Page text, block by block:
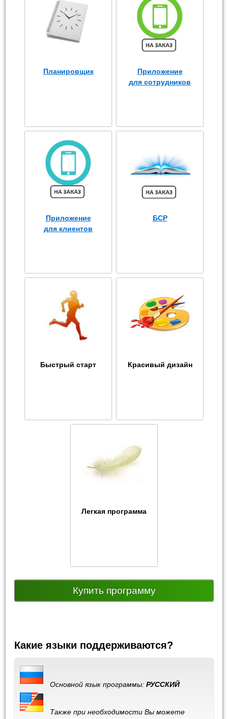
Планировщик
Приложение
для сотрудников
Приложение
для клиентов
БСР
Быстрый старт Красивый дизайн
Легкая программа
Купить программу
Какие языки поддерживаются?
Основной язык программы:РУССКИЙ
Также при необходимости Вы можете